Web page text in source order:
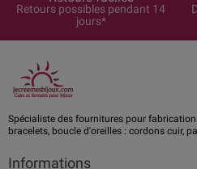
Retours possibles pendant 14
jours*
Spécialiste des fournitures pour fabrication
bracelets, boucle d'oreilles : cordons cuir,
Informations